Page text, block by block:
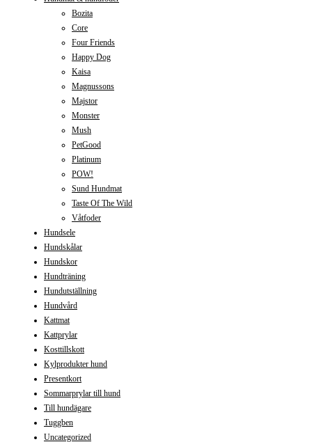
Bozita
Core
Four Friends
Happy Dog
Kaisa
Magnussons
Majstor
Monster
Mush
PetGood
Platinum
POW!
Sund Hundmat
Taste Of The Wild
Våtfoder
Hundsele
Hundskålar
Hundskor
Hundträning
Hundutställning
Hundvård
Kattmat
Kattprylar
Kosttillskott
Kylprodukter hund
Presentkort
Sommarprylar till hund
Till hundägare
Tuggben
Uncategorized